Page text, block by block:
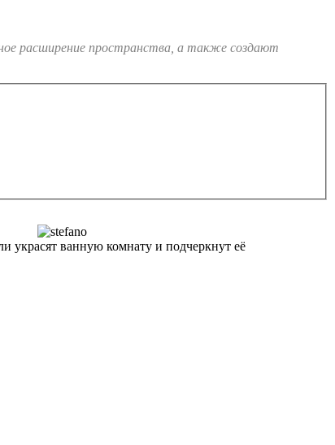
расширение пространства, а также создают
украсят ванную комнату и подчеркнут её